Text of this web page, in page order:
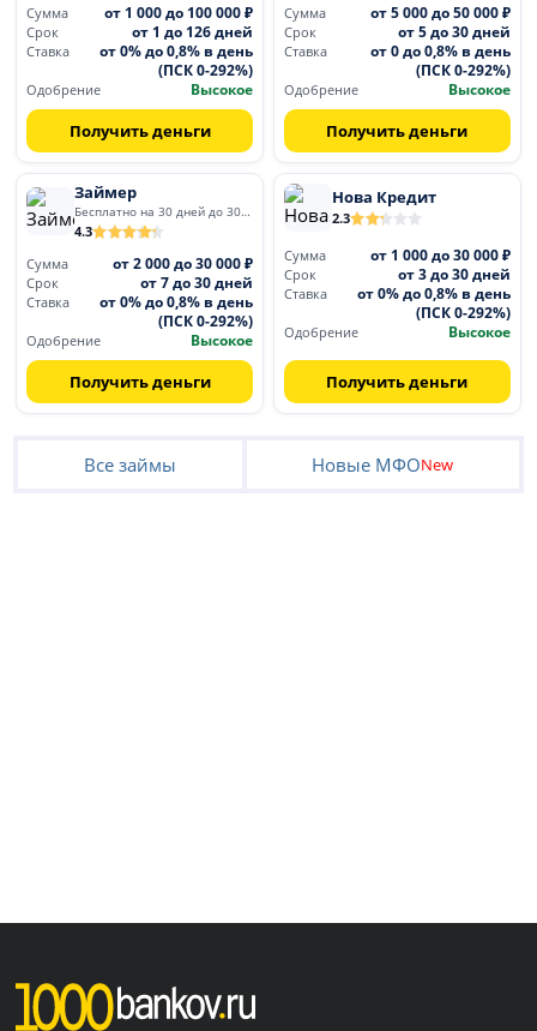
Сумма
от 1 000 до 100 000 ₽
Срок от 1 до 126 дней
Ставка
от 0% до 0,8% в день
(ПСК 0-292%)
Одобрение Высокое
Получить деньги
Сумма
от 5 000 до 50 000 ₽
Срок от 5 до 30 дней
Ставка
от 0 до 0,8% в день
(ПСК 0-292%)
Одобрение Высокое
Получить деньги
Займер
Бесплатно на 30 дней до 30 000
4.3
Сумма
от 2 000 до 30 000 ₽
Срок от 7 до 30 дней
Ставка
от 0% до 0,8% в день
(ПСК 0-292%)
Одобрение Высокое
Получить деньги
Нова Кредит
2.3
Сумма от 1 000 до 30 000 ₽
Срок от 3 до 30 дней
Ставка
от 0% до 0,8% в день
(ПСК 0-292%)
Одобрение Высокое
Получить деньги
Все займы Новые МФОNew